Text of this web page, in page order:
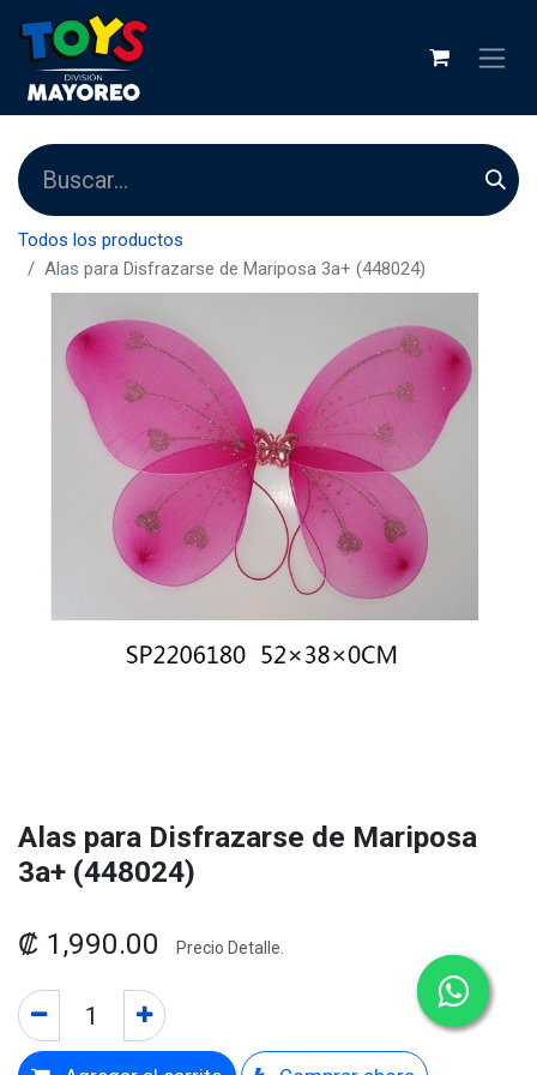
Todos los productos
Alas para Disfrazarse de Mariposa 3a+ (448024)
Alas para Disfrazarse de Mariposa
3a+ (448024)
₡ 1,990.00 Precio Detalle.